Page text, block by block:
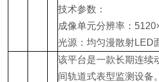
技术参数：
成像单元分辨率：
光源：均匀漫散射LED
该平台是一款长期连续
间轨道式表型监测设备